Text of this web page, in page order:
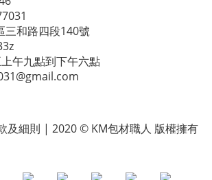
三和路四段140號
午九點到下午六點
及細則 | 2020 © KM包材職人 版權擁有